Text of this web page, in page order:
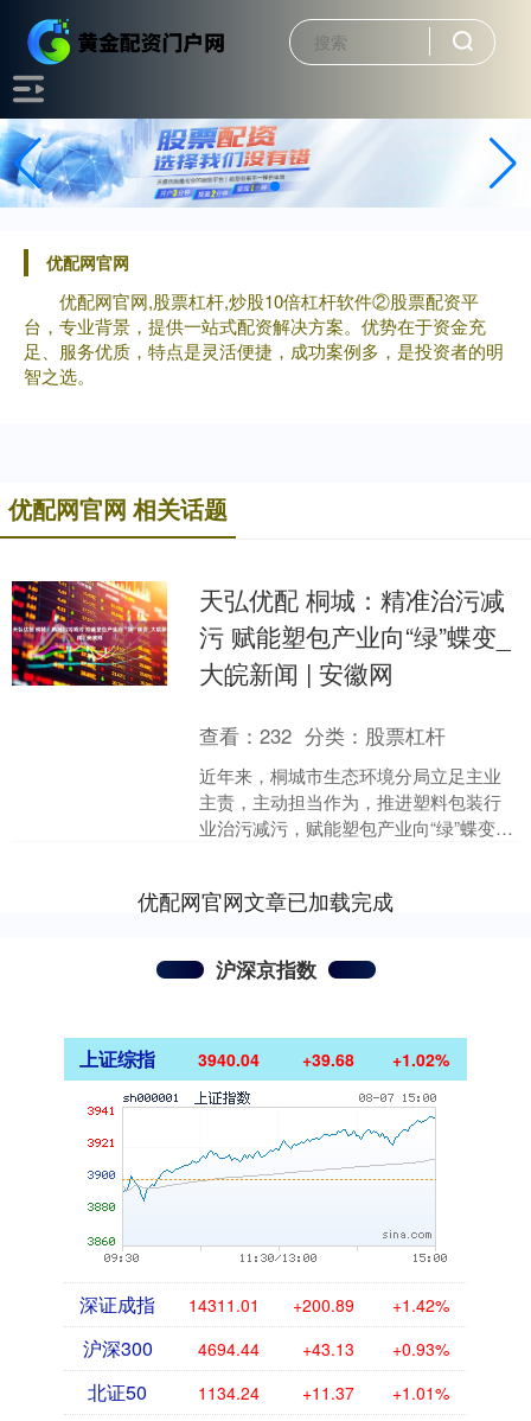
优配网官网
优配网官网,股票杠杆,炒股10倍杠杆软件②股票配资平
台，专业背景，提供一站式配资解决方案。优势在于资金充
足、服务优质，特点是灵活便捷，成功案例多，是投资者的明
智之选。
优配网官网 相关话题
天弘优配 桐城：精准治污减
污 赋能塑包产业向“绿”蝶变_
大皖新闻 | 安徽网
查看：232 分类： 股票杠杆
近年来，桐城市生态环境分局立足主业
主责，主动担当作为，推进塑料包装行
业治污减污，赋能塑包产业向“绿”蝶变。
优配网官网文章已加载完成
沪深京指数
上证综指 3940.04 +39.68 +1.02%
深证成指 14311.01 +200.89 +1.42%
沪深300 4694.44 +43.13 +0.93%
北证50 1134.24 +11.37 +1.01%